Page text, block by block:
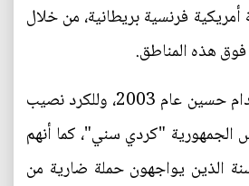
فرنسية بريطانية، من خلال
هذه المناطق.
ومنذ إسقاط نظام صدام حسين عام 2003، وللكرد نصيب
الجمهورية "كردي سني"، كما أنهم
الذين يواجهون حملة ضارية من